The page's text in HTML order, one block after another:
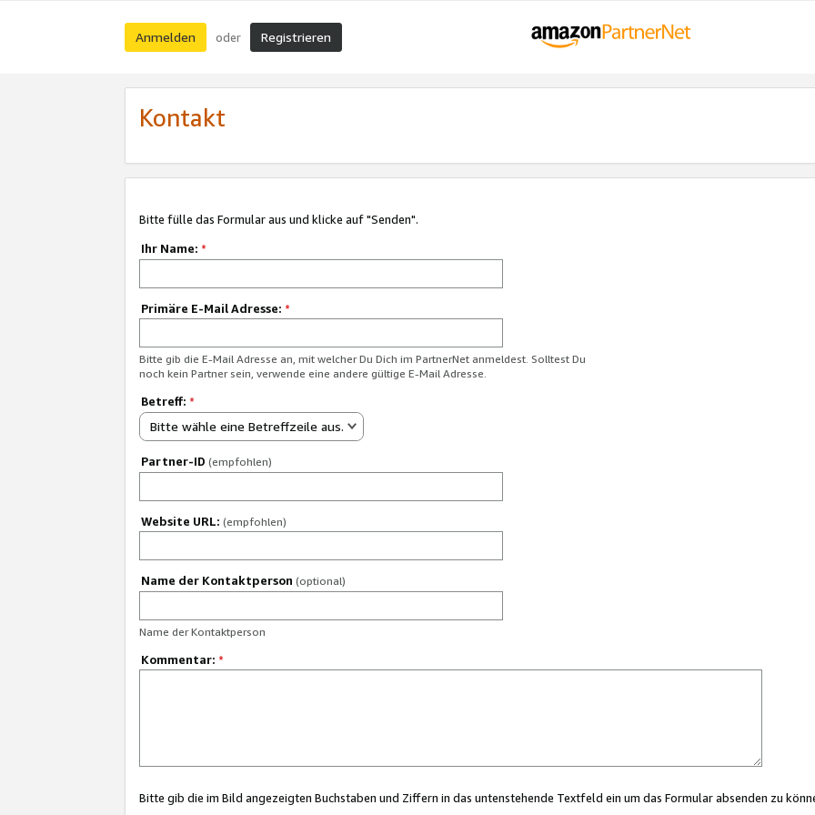
Anmelden oder Registrieren
Kontakt
Bitte fülle das Formular aus und klicke auf "Senden".
Ihr Name: *
Primäre E-Mail Adresse: *
Bitte gib die E-Mail Adresse an, mit welcher Du Dich im PartnerNet anmeldest. Solltest Du
noch kein Partner sein, verwende eine andere gültige E-Mail Adresse.
Betreff: *
Bitte wähle eine Betreffzeile aus.
Partner-ID (empfohlen)
Website URL: (empfohlen)
Name der Kontaktperson (optional)
Name der Kontaktperson
Kommentar: *
Bitte gib die im Bild angezeigten Buchstaben und Ziffern in das untenstehende Textfeld ein um das Formular absenden zu